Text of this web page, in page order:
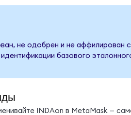
не одобрен и не аффилирован
базового
INDAon в MetaMask —